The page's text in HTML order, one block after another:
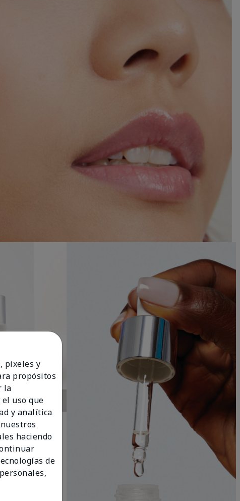
pixeles y
propósitos
la
uso que
y analítica
haciendo
de